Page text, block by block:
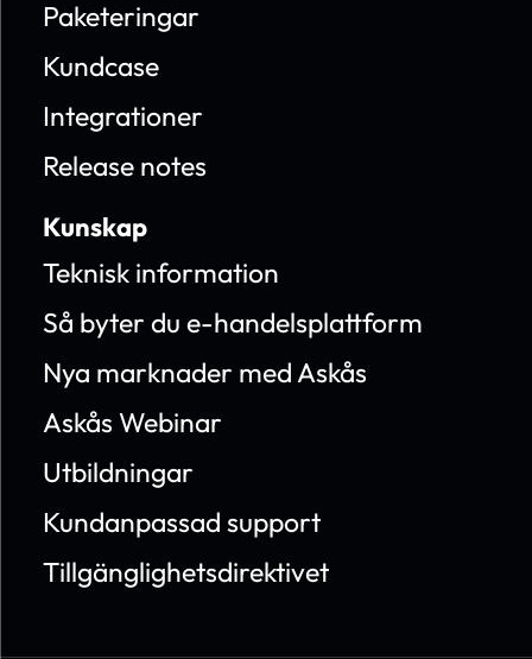
Paketeringar
Kundcase
Integrationer
Release notes
Kunskap
Teknisk information
Så byter du e-handelsplattform
Nya marknader med Askås
Askås Webinar
Utbildningar
Kundanpassad support
Tillgänglighetsdirektivet